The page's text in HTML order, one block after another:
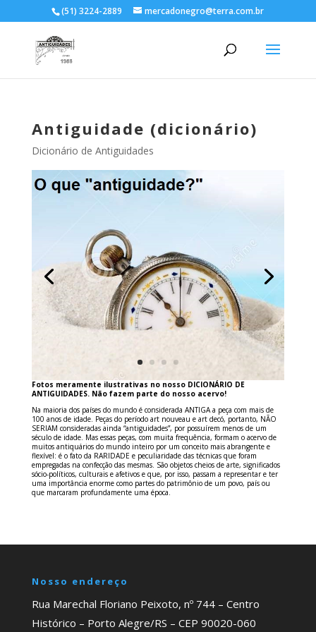
(51) 3224-2889 mercadonegro@terra.com.br
Antiguidade (dicionário)
Dicionário de Antiguidades
Fotos meramente ilustrativas no nosso DICIONÁRIO DE
ANTIGUIDADES. Não fazem parte do nosso acervo!
Na maioria dos países do mundo é considerada ANTIGA a peça com mais de
100 anos de idade. Peças do período art nouveau e art decó, portanto, NÃO
SERIAM consideradas ainda “antiguidades”, por possuírem menos de um
século de idade. Mas essas peças, com muita frequência, formam o acervo de
muitos antiquários do mundo inteiro por um conceito mais abrangente e
flexível: é o fato da RARIDADE e peculiaridade das técnicas que foram
empregadas na confecção das mesmas. São objetos cheios de arte, significados
sócio-políticos, culturais e afetivos e que, por isso, passam a representar e ter
uma importância enorme como partes do patrimônio de um povo, país ou
que marcaram profundamente uma época.
Nosso endereço
Rua Marechal Floriano Peixoto, nº 744 – Centro
Histórico – Porto Alegre/RS – CEP 90020-060